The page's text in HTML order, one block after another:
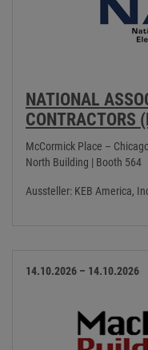
NATIONAL
CONTRACTORS
McCormick Place –
North Building | Booth 564
Aussteller: KEB America,
14.10.2026 – 14.10.2026